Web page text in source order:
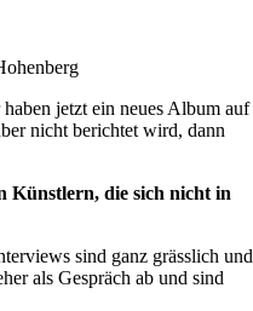
jetzt ein neues Album auf
nicht berichtet wird, dann
Künstlern, die sich nicht in
sind ganz grässlich und
als Gespräch ab und sind